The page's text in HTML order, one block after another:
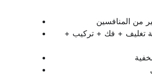
من المنافسين
تغليف + فك + تركيب +